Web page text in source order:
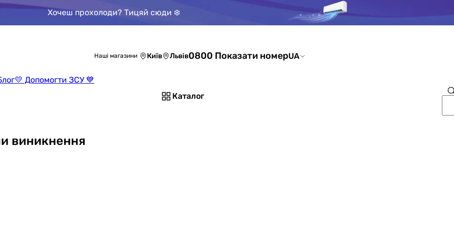
Хочеш прохолоди? Тицяй сюди ❄️
💛 Допомогти ЗСУ 💙
Наші магазини Київ Львів0800 Показати номерUA
Каталог
виникнення